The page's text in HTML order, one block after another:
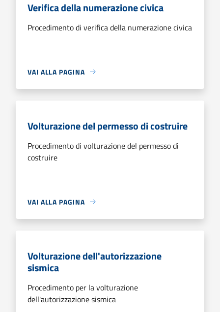
Verifica della numerazione civica
Procedimento di verifica della numerazione civica
VAI ALLA PAGINA
Volturazione del permesso di costruire
Procedimento di volturazione del permesso di
costruire
VAI ALLA PAGINA
Volturazione dell'autorizzazione
sismica
Procedimento per la volturazione
dell'autorizzazione sismica